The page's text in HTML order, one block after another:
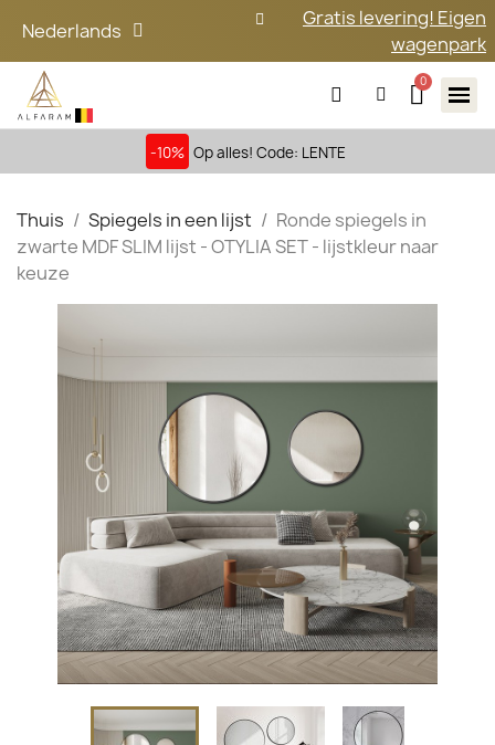
Nederlands
Gratis levering! Eigen
wagenpark
-10% Op alles! Code: LENTE
Thuis Spiegels in een lijst
Ronde spiegels in
zwarte MDF SLIM lijst - OTYLIA SET - lijstkleur naar
keuze